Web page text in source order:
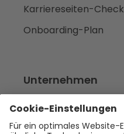
Karriereseiten-Check
Onboarding-Plan
Unternehmen
Empfehlen
Über uns